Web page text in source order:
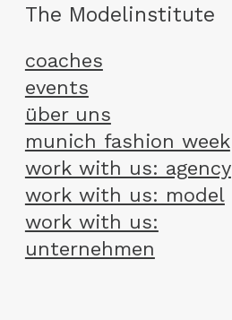
The Modelinstitute
coaches
events
über uns
munich fashion week
work with us: agency
work with us: model
work with us:
unternehmen